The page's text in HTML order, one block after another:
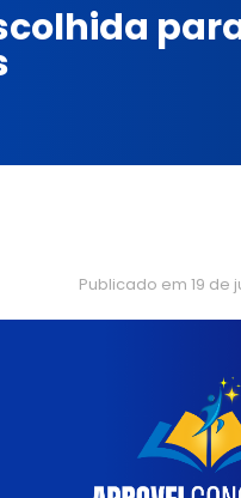
Publicado em 19 de